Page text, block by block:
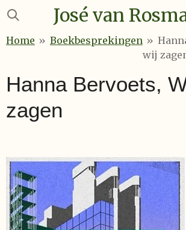
Ga
naar
José van
Home » Boekbesprekingen »
wij
Hanna Bervoets,
zagen